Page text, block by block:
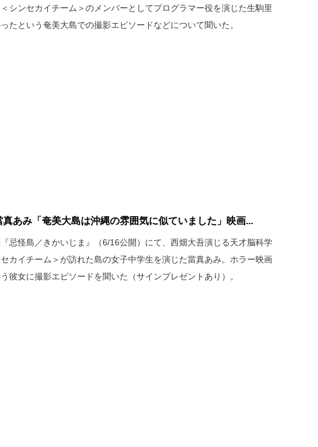
シンセカイチーム＞のメンバーとしてプログラマー役を演じた生駒里
たという奄美大島での撮影エピソードなどについて聞いた。
真あみ「奄美大島は沖縄の雰囲気に似ていました」映画...
忌怪島／きかいじま』（6/16公開）にて、西畑大吾演じる天才脳科学
カイチーム＞が訪れた島の女子中学生を演じた當真あみ。ホラー映画
彼女に撮影エピソードを聞いた（サインプレゼントあり）。